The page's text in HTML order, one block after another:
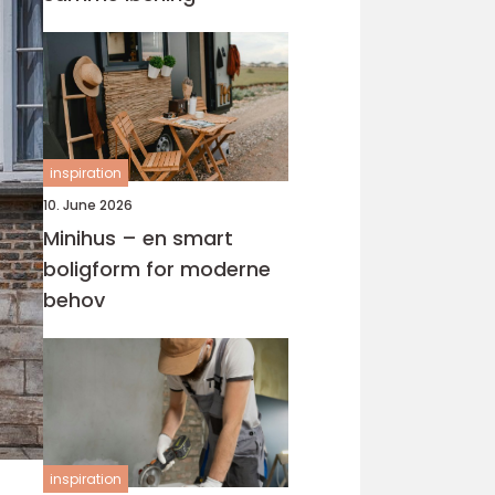
inspiration
10. June 2026
Minihus – en smart
boligform for moderne
behov
inspiration